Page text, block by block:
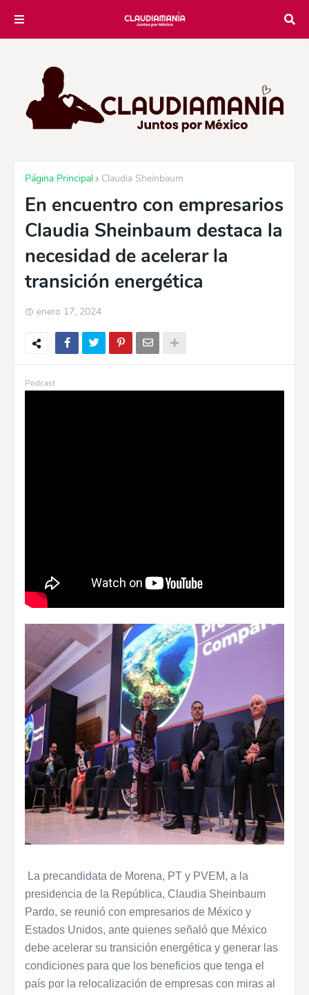
Página Principal Claudia Sheinbaum
En encuentro con empresarios
Claudia Sheinbaum destaca la
necesidad de acelerar la
transición energética
enero 17, 2024
Podcast
La precandidata de Morena, PT y PVEM, a la
presidencia de la República, Claudia Sheinbaum
Pardo, se reunió con empresarios de México y
Estados Unidos, ante quienes señaló que México
debe acelerar su transición energética y generar las
condiciones para que los beneficios que tenga el
país por la relocalización de empresas con miras al